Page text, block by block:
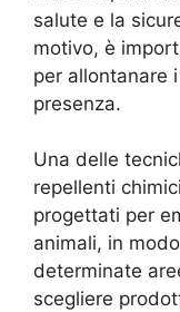
salute e la
motivo, è
per allontanare
presenza.
Una delle
repellenti
progettati per
animali, in
determinate
scegliere